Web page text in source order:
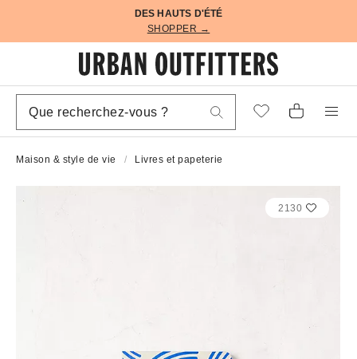
DES HAUTS D'ÉTÉ
SHOPPER →
Maison & style de vie Livres et papeterie
2130